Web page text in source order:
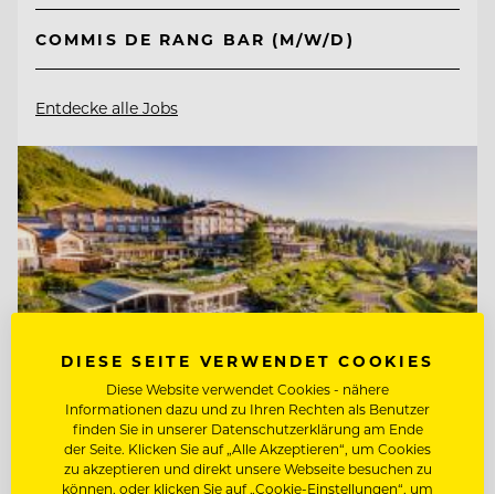
COMMIS DE RANG BAR (M/W/D)
Entdecke alle Jobs
TOP ARBEITGEBER
DIESE SEITE VERWENDET COOKIES
Diese Website verwendet Cookies - nähere
Informationen dazu und zu Ihren Rechten als Benutzer
finden Sie in unserer Datenschutzerklärung am Ende
der Seite. Klicken Sie auf „Alle Akzeptieren“, um Cookies
zu akzeptieren und direkt unsere Webseite besuchen zu
können, oder klicken Sie auf „Cookie-Einstellungen“, um